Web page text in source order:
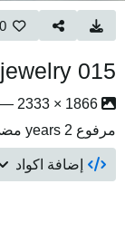
0
015 QUINN 1st jewelry
1866 × 2333 — JPEG 574.7 KB
مرفوع2 years مضى
إضافة اكواد